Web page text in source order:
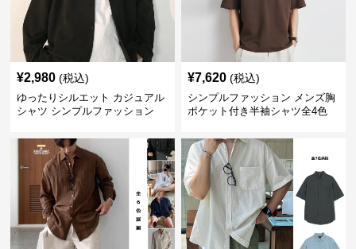
¥2,980 (税込)
ゆったりシルエット カジュアル
シャツ シンプルファッション
¥7,620 (税込)
シンプルファッション メンズ胸
ポケット付き半袖シャツ全4色